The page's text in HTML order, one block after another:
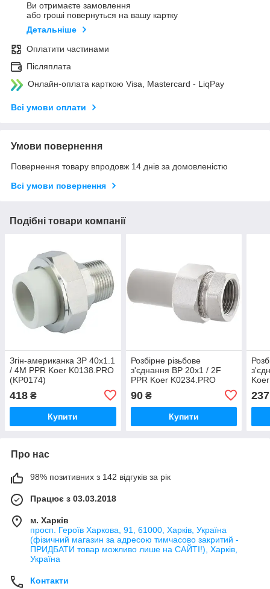
Ви отримаєте замовлення
або гроші повернуться на вашу картку
Детальніше
Оплатити частинами
Післяплата
Онлайн-оплата карткою Visa, Mastercard - LiqPay
Всі умови оплати
Умови повернення
Повернення товару впродовж 14 днів за домовленістю
Всі умови повернення
Подібні товари компанії
Згін-американка ЗР 40x1.1
/ 4M PPR Koer K0138.PRO
(KP0174)
418 ₴
Купити
Розбірне різьбове
з'єднання ВР 20x1 / 2F
PPR Koer K0234.PRO
90₴
Купити
237
Про нас
98% позитивних з 142 відгуків за рік
Працює з 03.03.2018
м. Харків
просп. Героїв Харкова, 91, 61000, Харків, Україна
(фізичний магазин за адресою тимчасово закритий -
ПРИДБАТИ товар можливо лише на САЙТІ!), Харків,
Україна
Контакти